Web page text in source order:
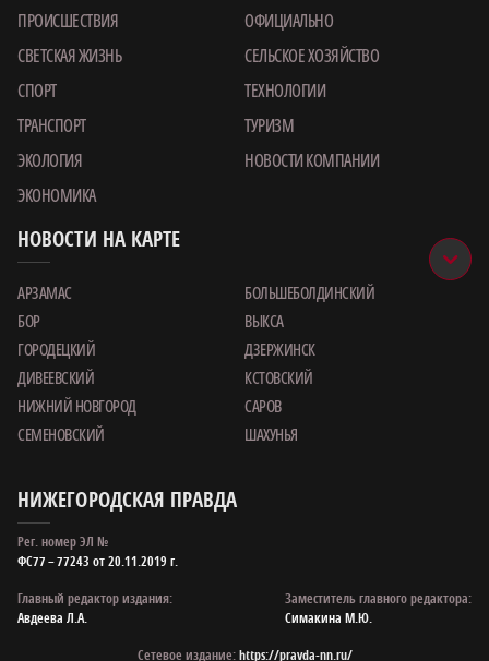
ПРОИСШЕСТВИЯ
ОФИЦИАЛЬНО
СВЕТСКАЯ ЖИЗНЬ
СЕЛЬСКОЕ ХОЗЯЙСТВО
СПОРТ
ТЕХНОЛОГИИ
ТРАНСПОРТ
ТУРИЗМ
ЭКОЛОГИЯ
НОВОСТИ КОМПАНИИ
ЭКОНОМИКА
НОВОСТИ НА КАРТЕ
АРЗАМАС
БОЛЬШЕБОЛДИНСКИЙ
БОР
ВЫКСА
ГОРОДЕЦКИЙ
ДЗЕРЖИНСК
ДИВЕЕВСКИЙ
КСТОВСКИЙ
НИЖНИЙ НОВГОРОД
САРОВ
СЕМЕНОВСКИЙ
ШАХУНЬЯ
НИЖЕГОРОДСКАЯ ПРАВДА
Рег. номер ЭЛ №
ФС77 – 77243 от 20.11.2019 г.
Главный редактор издания:
Авдеева Л.А.
Заместитель главного редактора:
Симакина М.Ю.
Сетевое издание:https://pravda-nn.ru/